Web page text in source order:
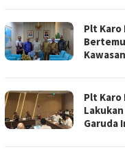
Plt Karo
Plt Karo
Garuda